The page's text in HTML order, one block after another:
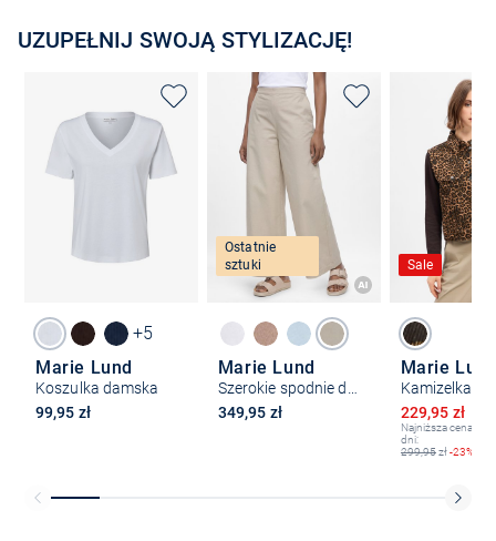
UZUPEŁNIJ SWOJĄ STYLIZACJĘ!
+5
Marie Lund
Koszulka damska
99,95 zł
Ostatnie
sztuki
Marie Lund
349,95 zł
Sale
Kamizelka
Obniżona
229,95 zł
Najniższa cena z
dni:
299,95zł-23%